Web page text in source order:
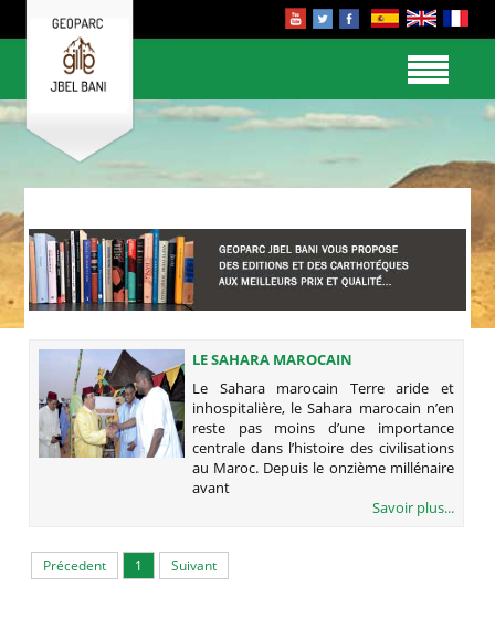
LE SAHARA MAROCAIN
Le Sahara marocain Terre aride et
inhospitalière, le Sahara marocain n’en
reste pas moins d’une importance
centrale dans l’histoire des civilisations
au Maroc. Depuis le onzième millénaire
avant
Savoir plus...
Précedent 1 Suivant